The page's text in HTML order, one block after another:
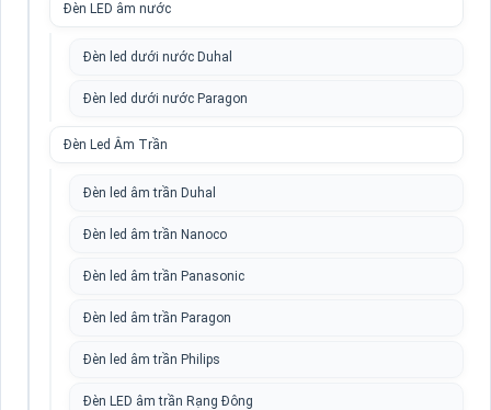
Đèn LED âm nước
Đèn led dưới nước Duhal
Đèn led dưới nước Paragon
Đèn Led Âm Trần
Đèn led âm trần Duhal
Đèn led âm trần Nanoco
Đèn led âm trần Panasonic
Đèn led âm trần Paragon
Đèn led âm trần Philips
Đèn LED âm trần Rạng Đông